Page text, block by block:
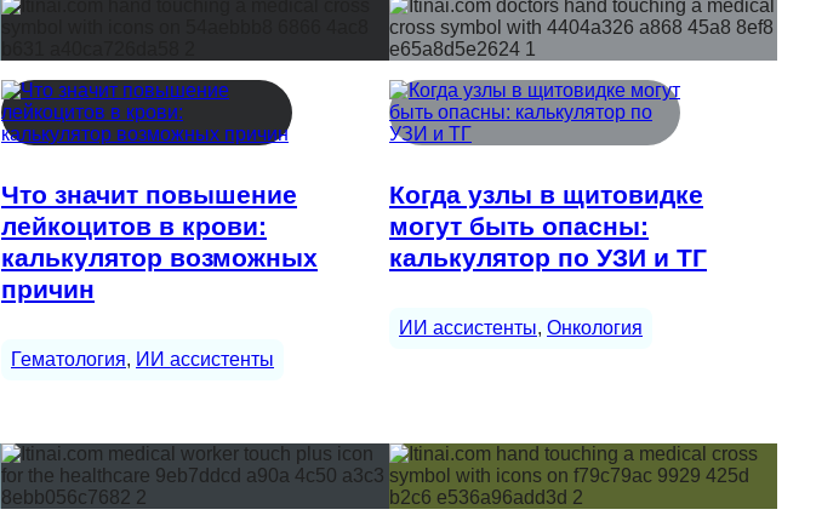
Что значит повышение
лейкоцитов в крови:
калькулятор возможных
причин
Гематология, ИИ ассистенты
Когда узлы в щитовидке
могут быть опасны:
калькулятор по УЗИ и ТГ
ИИ ассистенты, Онкология